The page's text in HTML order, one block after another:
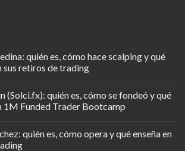
quién es, cómo hace scalping y qué
sus retiros de trading
(Solci.fx): quién es, cómo se fondeó y qué
1M Funded Trader Bootcamp
quién es, cómo opera y qué enseña en